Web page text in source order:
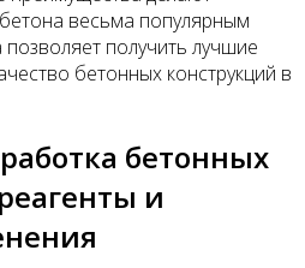
весьма популярным
получить лучшие
бетонных конструкций в
бетонных
и